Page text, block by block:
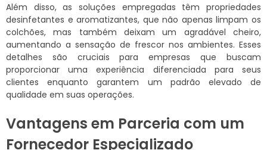
Além disso, as soluções empregadas têm propriedades
desinfetantes e aromatizantes, que não apenas limpam os
colchões, mas também deixam um agradável cheiro,
aumentando a sensação de frescor nos ambientes. Esses
detalhes são cruciais para empresas que buscam
proporcionar uma experiência diferenciada para seus
clientes enquanto garantem um padrão elevado de
qualidade em suas operações.
Vantagens em Parceria com um
Fornecedor Especializado